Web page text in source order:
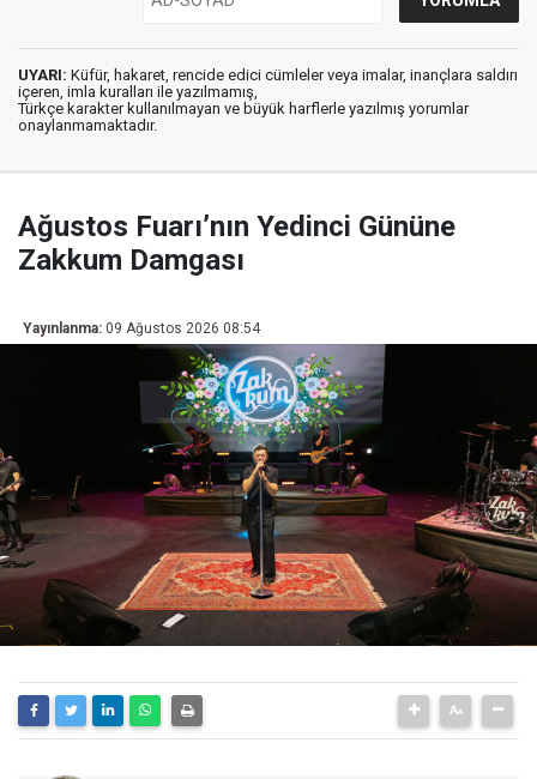
UYARI: Küfür, hakaret, rencide edici cümleler veya imalar, inançlara saldırı
içeren, imla kuralları ile yazılmamış,
Türkçe karakter kullanılmayan ve büyük harflerle yazılmış yorumlar
onaylanmamaktadır.
Ağustos Fuarı’nın Yedinci Gününe
Zakkum Damgası
Yayınlanma: 09 Ağustos 2026 08:54